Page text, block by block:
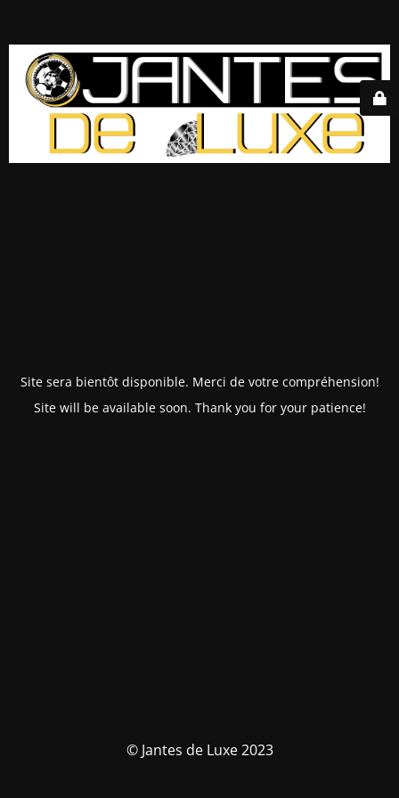
Site sera bientôt disponible. Merci de votre compréhension!
Site will be available soon. Thank you for your patience!
© Jantes de Luxe 2023